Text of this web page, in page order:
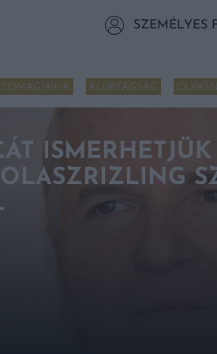
SZEMÉLYES
KLUBTAGSÁG